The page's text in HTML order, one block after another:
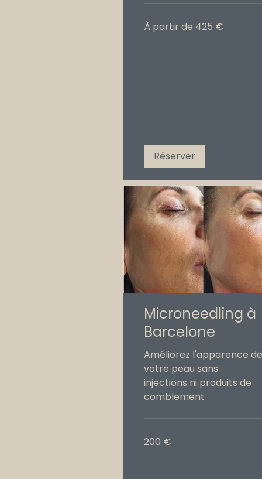
À
partir
À partir de 425 €
Réserver
Microneedling à
Barcelone
Améliorez l'apparence de
votre peau sans
injections ni produits de
comblement
euros
200 €